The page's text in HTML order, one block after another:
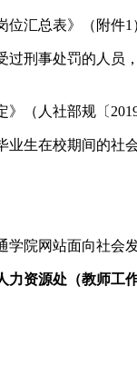
汇总表》（附件1
过刑事处罚的人员
（人社部规〔
生在校期间的社
学院网站面向社会
力资源处（教师工